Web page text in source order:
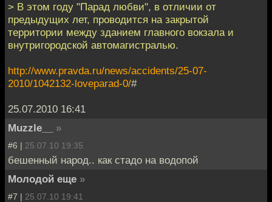
> В этом году "Парад любви", в отличии от
предыдущих лет, проводится на закрытой
территории между зданием главного вокзала и
внутригородской автомагистралью.
http://www.pravda.ru/news/accidents/25-07-
2010/1042132-loveparad-0/#
25.07.2010 16:41
Muzzle__
»
#6 | 25.07.10 19:35
бешенный народ.. как стадо на водопой
Молодой еще »
#7 | 25.07.10 19:41